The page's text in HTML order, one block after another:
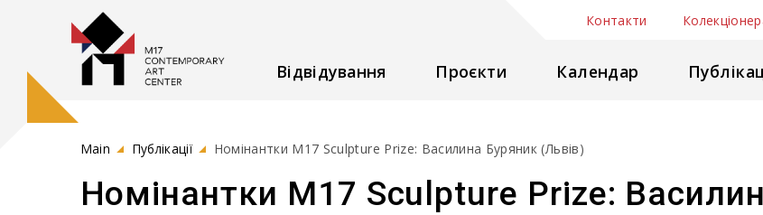
Відвідування Проєкти Календар
Контакти
Main Публікації Номінантки M17 Sculpture Prize: Василина Буряник (Львів)
Номінантки M17 Sculpture Prize: